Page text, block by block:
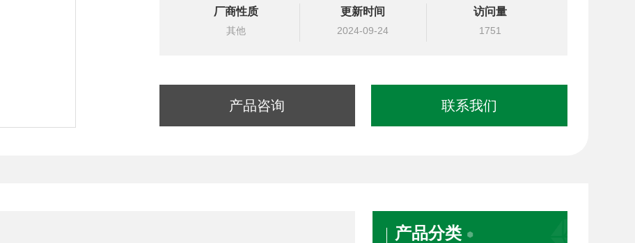
厂商性质
其他
更新时间
2024-09-24
访问量
1751
产品咨询 联系我们
产品分类